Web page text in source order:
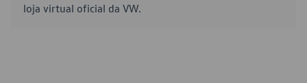
loja virtual oficial da VW.